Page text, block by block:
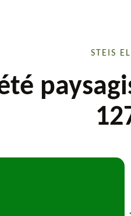
STEIS